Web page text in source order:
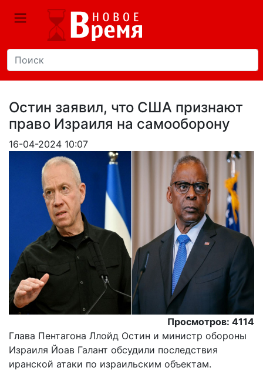
Остин заявил, что США признают
право Израиля на самооборону
16-04-2024 10:07
Просмотров: 4114
Глава Пентагона Ллойд Остин и министр обороны
Израиля Йоав Галант обсудили последствия
иранской атаки по израильским объектам.